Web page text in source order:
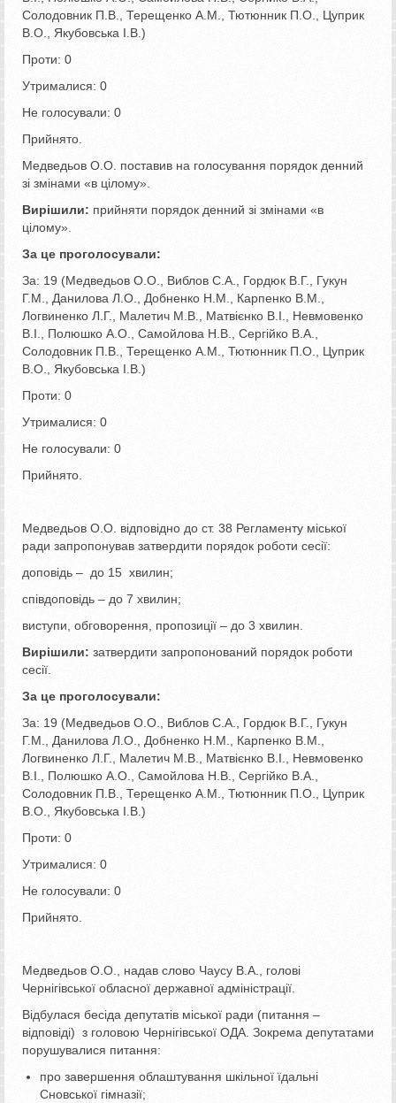
Солодовник П.В., Терещенко А.М., Тютюнник П.О., Цуприк
В.О., Якубовська І.В.)
Проти: 0
Утрималися: 0
Не голосували: 0
Прийнято.
Медведьов О.О. поставив на голосування порядок денний
зі змінами «в цілому».
Вирішили: прийняти порядок денний зі змінами «в
цілому».
За це проголосували:
За: 19 (Медведьов О.О., Виблов С.А., Гордюк В.Г., Гукун
Г.М., Данилова Л.О., Добненко Н.М., Карпенко В.М.,
Логвиненко Л.Г., Малетич М.В., Матвієнко В.І., Невмовенко
В.І., Полюшко А.О., Самойлова Н.В., Сергійко В.А.,
Солодовник П.В., Терещенко А.М., Тютюнник П.О., Цуприк
В.О., Якубовська І.В.)
Проти: 0
Утрималися: 0
Не голосували: 0
Прийнято.
Медведьов О.О. відповідно до ст. 38 Регламенту міської
ради запропонував затвердити порядок роботи сесії:
доповідь – до 15 хвилин;
співдоповідь – до 7 хвилин;
виступи, обговорення, пропозиції – до 3 хвилин.
Вирішили: затвердити запропонований порядок роботи
сесії.
За це проголосували:
За: 19 (Медведьов О.О., Виблов С.А., Гордюк В.Г., Гукун
Г.М., Данилова Л.О., Добненко Н.М., Карпенко В.М.,
Логвиненко Л.Г., Малетич М.В., Матвієнко В.І., Невмовенко
В.І., Полюшко А.О., Самойлова Н.В., Сергійко В.А.,
Солодовник П.В., Терещенко А.М., Тютюнник П.О., Цуприк
В.О., Якубовська І.В.)
Проти: 0
Утрималися: 0
Не голосували: 0
Прийнято.
Медведьов О.О., надав слово Чаусу В.А., голові
Чернігівської обласної державної адміністрації.
Відбулася бесіда депутатів міської ради (питання –
відповіді) з головою Чернігівської ОДА. Зокрема депутатами
порушувалися питання:
про завершення облаштування шкільної їдальні
Сновської гімназії;